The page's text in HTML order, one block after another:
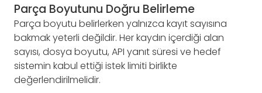
Parça Boyutunu Doğru Belirleme
Parça boyutu belirlerken yalnızca kayıt sayısına
bakmak yeterli değildir. Her kaydın içerdiği alan
sayısı, dosya boyutu, API yanıt süresi ve hedef
sistemin kabul ettiği istek limiti birlikte
değerlendirilmelidir.